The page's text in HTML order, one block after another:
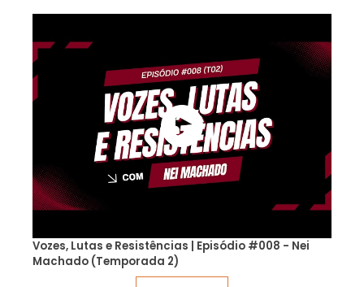
Vozes, Lutas e Resistências | Episódio #008 - Nei
Machado (Temporada 2)